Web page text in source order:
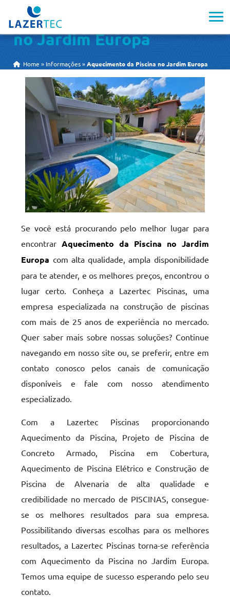
Aquecimento da Piscina
no Jardim Europa
Home » Informações »Aquecimento da Piscina no Jardim Europa
Se você está procurando pelo melhor lugar para
encontrarAquecimento da Piscina no Jardim
Europa com alta qualidade, ampla disponibilidade
para te atender, e os melhores preços, encontrou o
lugar certo. Conheça a Lazertec Piscinas, uma
empresa especializada na construção de piscinas
com mais de 25 anos de experiência no mercado.
Quer saber mais sobre nossas soluções? Continue
navegando em nosso site ou, se preferir, entre em
contato conosco pelos canais de comunicação
disponíveis e fale com nosso atendimento
especializado.
Com a Lazertec Piscinas proporcionando
Aquecimento da Piscina, Projeto de Piscina de
Concreto Armado, Piscina em Cobertura,
Aquecimento de Piscina Elétrico e Construção de
Piscina de Alvenaria de alta qualidade e
credibilidade no mercado de PISCINAS, consegue-
se os melhores resultados para sua empresa.
Possibilitando diversas escolhas para os melhores
resultados, a Lazertec Piscinas torna-se referência
com Aquecimento da Piscina no Jardim Europa.
Temos uma equipe de sucesso esperando pelo seu
contato.